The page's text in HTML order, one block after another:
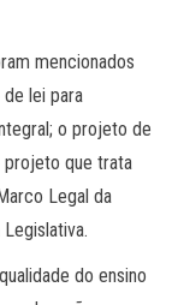
mencionados
lei para
o projeto de
projeto que trata
Legal da
do ensino